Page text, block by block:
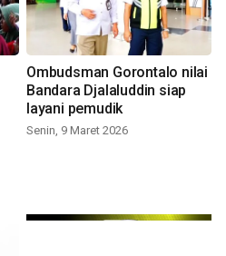
Ombudsman Gorontalo nilai
Bandara Djalaluddin siap
layani pemudik
Senin, 9 Maret 2026